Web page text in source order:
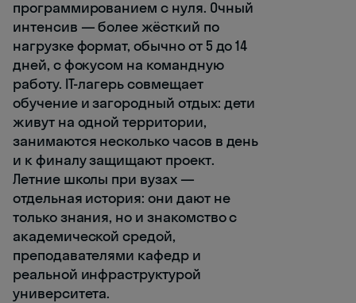
программированием с нуля. Очный
интенсив — более жёсткий по
нагрузке формат, обычно от 5 до 14
дней, с фокусом на командную
работу. IT-лагерь совмещает
обучение и загородный отдых: дети
живут на одной территории,
занимаются несколько часов в день
и к финалу защищают проект.
Летние школы при вузах —
отдельная история: они дают не
только знания, но и знакомство с
академической средой,
преподавателями кафедр и
реальной инфраструктурой
университета.